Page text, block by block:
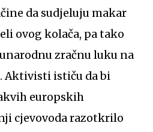
da sudjeluju makar
ovog kolača, pa tako
zračnu luku na
Aktivisti ističu da bi
europskih
cjevovoda razotkrilo